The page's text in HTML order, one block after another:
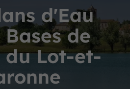
d'Eau
de
du Lot-et-